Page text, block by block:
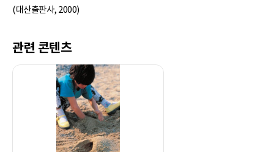
(대산출판사, 2000)
관련 콘텐츠